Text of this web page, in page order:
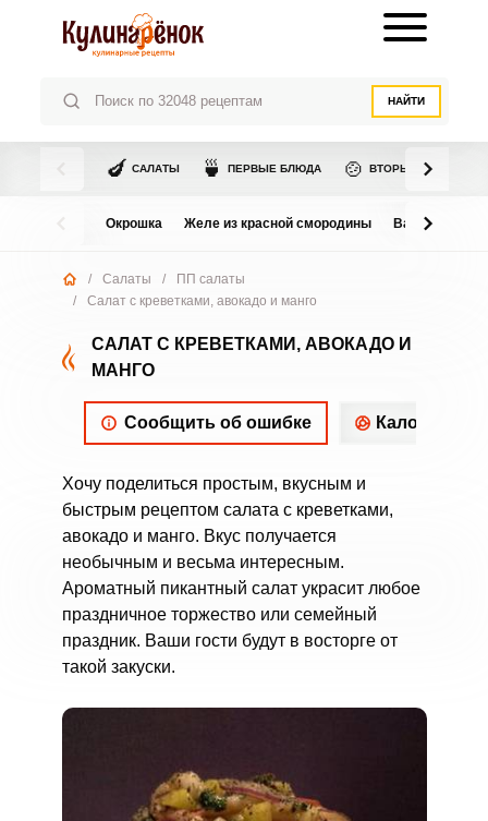
НАЙТИ
🍆 САЛАТЫ 🍵 ПЕРВЫЕ БЛЮДА 🍲 ВТОРЫЕ БЛЮДА
Окрошка Желе из красной смородины Варенье из
/ Салаты /
ПП салаты
/
Салат с креветками, авокадо и манго
САЛАТ С КРЕВЕТКАМИ, АВОКАДО И
МАНГО
Сообщить об ошибке
Хочу поделиться простым, вкусным и
быстрым рецептом салата с креветками,
авокадо и манго. Вкус получается
необычным и весьма интересным.
Ароматный пикантный салат украсит любое
праздничное торжество или семейный
праздник. Ваши гости будут в восторге от
такой закуски.